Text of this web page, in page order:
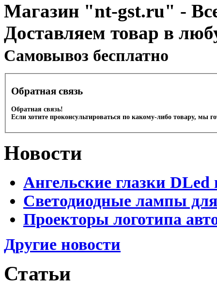
Магазин "nt-gst.ru" -
Доставляем товар в
Cамовывоз бесплатно
Обратная связь
Обратная связь!
Если хотите проконсультироваться по какому-либо товару, мы
Новости
Ангельские глазки DLed
Светодиодные лампы
Проекторы логотипа
Другие новости
Статьи